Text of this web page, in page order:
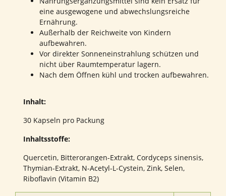
eine ausgewogene und abwechslungsreiche
Ernährung.
Außerhalb der Reichweite von Kindern
aufbewahren.
Vor direkter Sonneneinstrahlung schützen und
nicht über Raumtemperatur lagern.
Nach dem Öffnen kühl und trocken aufbewahren.
Inhalt:
30 Kapseln pro Packung
Inhaltsstoffe:
Quercetin, Bitterorangen-Extrakt, Cordyceps sinensis,
Thymian-Extrakt, N-Acetyl-L-Cystein, Zink, Selen,
Riboflavin (Vitamin B2)